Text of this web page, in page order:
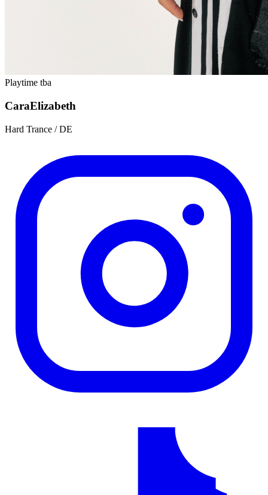
Playtime tba
CaraElizabeth
Hard Trance / DE